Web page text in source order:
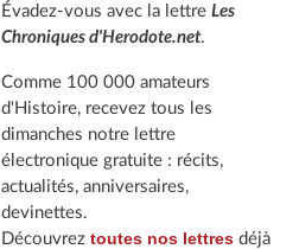
Évadez-vous avec la lettre Les
Chroniques d'Herodote.net.
Comme 100 000 amateurs
d'Histoire, recevez tous les
dimanches notre lettre
électronique gratuite : récits,
actualités, anniversaires,
devinettes.
Découvrez toutes nos lettresdéjà